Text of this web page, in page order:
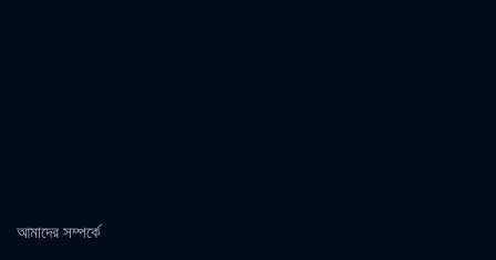
আমাদের সম্পর্কে